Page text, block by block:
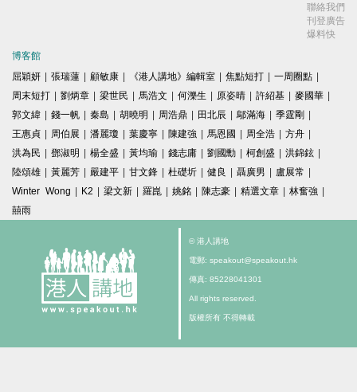
聯絡我們
刊登廣告
爆料快
博客館
屈穎妍 | 張瑞蓮 | 顧敏康 | 《港人講地》編輯室 | 焦點短打 | 一周圈點 |
周末短打 | 劉炳章 | 梁世民 | 馬浩文 | 何濼生 | 原姿晴 | 許紹基 | 麥國華 |
郭文緯 | 錢一帆 | 秦島 | 胡曉明 | 周浩鼎 | 田北辰 | 鄔滿海 | 季霆剛 |
王惠貞 | 周伯展 | 潘麗瓊 | 葉慶寧 | 陳建強 | 馬恩國 | 周全浩 | 方舟 |
洪為民 | 鄧淑明 | 楊全盛 | 黃均瑜 | 錢志庸 | 劉國勳 | 柯創盛 | 洪錦鉉 |
陸頌雄 | 黃麗芳 | 嚴建平 | 甘文鋒 | 杜礎圻 | 健良 | 聶廣男 | 盧展常 |
Winter Wong | K2 | 梁文新 | 羅崑 | 姚銘 | 陳志豪 | 精選文章 | 林奮強 |
囍雨
© 港人講地
電郵: speakout@speakout.hk
傳真: 85228041301
All rights reserved.
版權所有 不得轉載